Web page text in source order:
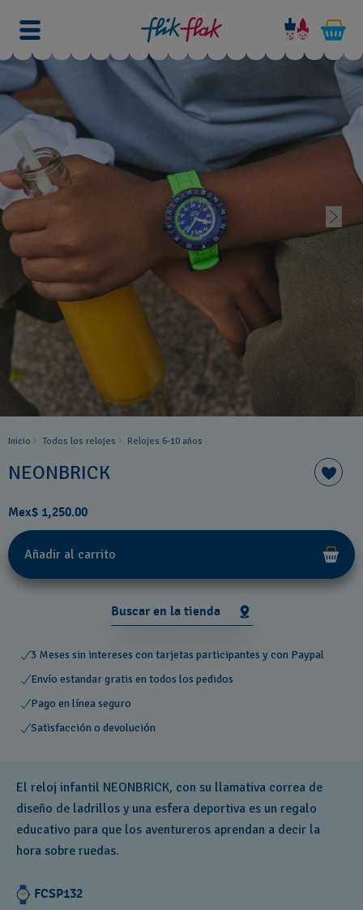
Inicio Todos los relojes Relojes 6-10 años ​
NEONBRICK
Mex$ 1,250.00
Añadir al carrito
Buscar en la tienda
3 Meses sin intereses con tarjetas participantes y con Paypal
Envío estandar gratis en todos los pedidos
Pago en línea seguro
Satisfacción o devolución
El reloj infantil NEONBRICK, con su llamativa correa de
diseño de ladrillos y una esfera deportiva es un regalo
educativo para que los aventureros aprendan a decir la
hora sobre ruedas.
FCSP132